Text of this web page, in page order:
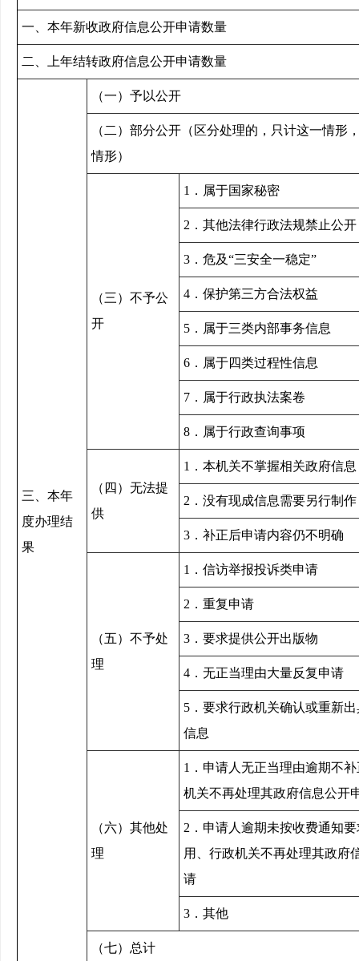
一、本年新收政府信息公开申请数量
二、上年结转政府信息公开申请数量
三、本年
度办理结
果
（一）予以公开
（二）部分公开（区分处理的，只计这一情形
情形）
（三）不予公
开
1．属于国家秘密
2．其他法律行政法规禁止公开
3．危及“三安全一稳定”
4．保护第三方合法权益
5．属于三类内部事务信息
6．属于四类过程性信息
7．属于行政执法案卷
8．属于行政查询事项
（四）无法提
供
1．本机关不掌握相关政府信息
2．没有现成信息需要另行制作
3．补正后申请内容仍不明确
（五）不予处
理
1．信访举报投诉类申请
2．重复申请
3．要求提供公开出版物
4．无正当理由大量反复申请
5．要求行政机关确认或重新
信息
（六）其他处
理
1．申请人无正当理由逾期不
机关不再处理其政府信息公开
2．申请人逾期未按收费通知
用、行政机关不再处理其政府
请
3．其他
（七）总计